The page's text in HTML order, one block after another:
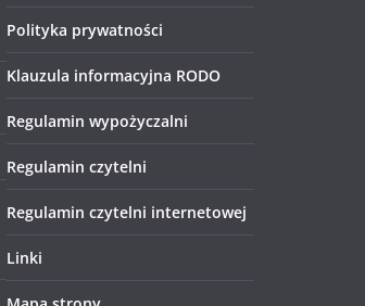
Polityka prywatności
Klauzula informacyjna RODO
Regulamin wypożyczalni
Regulamin czytelni
Regulamin czytelni internetowej
Linki